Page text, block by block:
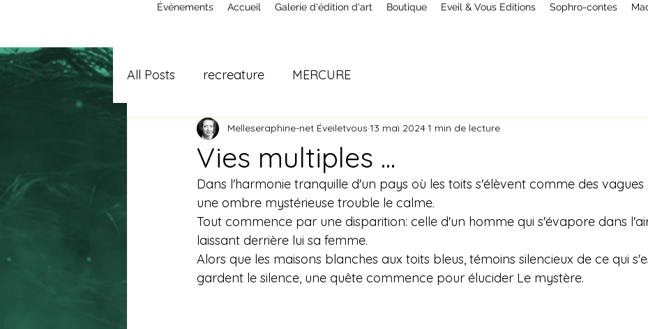
Événements Accueil Galerie d'édition d'art Boutique Eveil & Vous Editions Sophro-contes
All Posts recreature MERCURE
Vies multiples ...
Melleseraphine-net Éveiletvous 13 mai 20241 min de lecture
Dans l'harmonie tranquille d'un pays où les toits s'élèvent comme des vagues
une ombre mystérieuse trouble le calme.
Tout commence par une disparition: celle d'un homme qui s'évapore dans
laissant derrière lui sa femme.
Alors que les maisons blanches aux toits bleus, témoins silencieux de ce qui
gardent le silence, une quête commence pour élucider Le mystère.